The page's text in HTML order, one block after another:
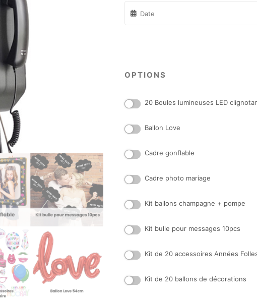
OPTIONS
20 Boules lumineuses LED
Ballon Love
Cadre gonflable
Cadre photo mariage
Kit ballons champagne + pompe
Kit bulle pour messages 10pcs
Kit de 20 accessoires Années
Kit de 20 ballons de décorations